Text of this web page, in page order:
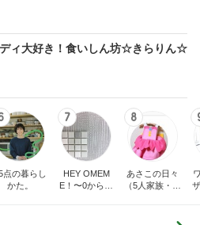
ディ大好き！食いしん坊☆きらりん☆
点の暮らし
かた。
7
HEY OMEM
E！〜0からの
8
あさこの日々
（5人家族・投